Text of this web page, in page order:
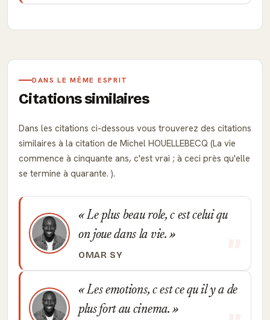
DANS LE MÊME ESPRIT
Citations similaires
Dans les citations ci-dessous vous trouverez des citations
similaires à la citation de Michel HOUELLEBECQ (La vie
commence à cinquante ans, c'est vrai ; à ceci près qu'elle
se termine à quarante. ).
Le plus beau role, c est celui qu
on joue dans la vie.
OMAR SY
Les emotions, c est ce qu il y a de
plus fort au cinema.